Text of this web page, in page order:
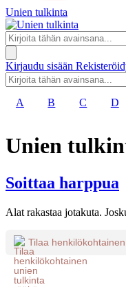
Unien tulkinta
Kirjaudu sisään
A B C D
Unien
Soittaa harppua
Alat rakastaa jotakuta.
Tilaa